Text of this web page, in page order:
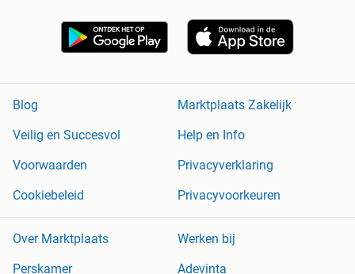
Blog
Marktplaats Zakelijk
Veilig en Succesvol
Help en Info
Voorwaarden
Privacyverklaring
Cookiebeleid
Privacyvoorkeuren
Over Marktplaats
Werken bij
Perskamer
Adevinta